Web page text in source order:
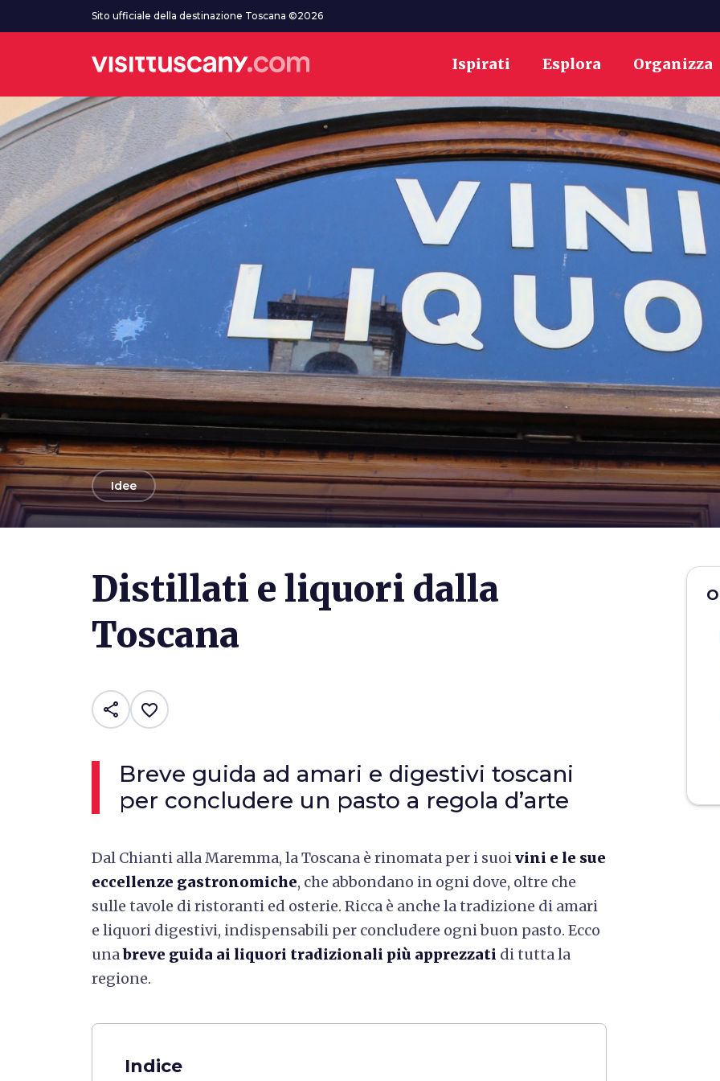
Vai al contenuto principaleSito ufficiale della destinazione Toscana ©2026
Ispirati Esplora Organizza
arrow_backIdee
Distillati e liquori dalla
Toscana
share favorite_border
Breve guida ad amari e digestivi toscani
per concludere un pasto a regola d’arte
Dal Chianti alla Maremma, la Toscana è rinomata per i suoivini e le sue
eccellenze gastronomiche, che abbondano in ogni dove, oltre che
sulle tavole di ristoranti ed osterie. Ricca è anche la tradizione di amari
e liquori digestivi, indispensabili per concludere ogni buon pasto. Ecco
unabreve guida ai liquori tradizionali più apprezzati di tutta la
regione.
Indice